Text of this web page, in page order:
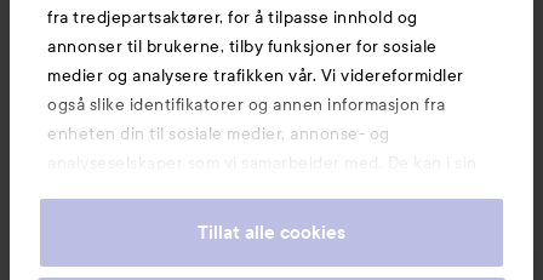
fra tredjepartsaktører, for å tilpasse innhold og
annonser til brukerne, tilby funksjoner for sosiale
medier og analysere trafikken vår. Vi videreformidler
også slike identifikatorer og annen informasjon fra
enheten din til sosiale medier, annonse- og
analyseselskaper som vi samarbeider med. De kan i sin
informasjon som du har oppgitt eller som de har samlet
Tillat alle cookies